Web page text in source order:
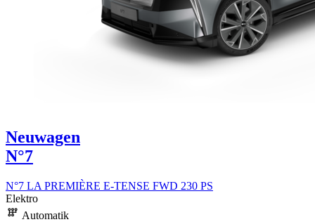
Neuwagen
N°7
N°7 LA PREMIÈRE E-TENSE FWD 230 PS
Elektro
Automatik